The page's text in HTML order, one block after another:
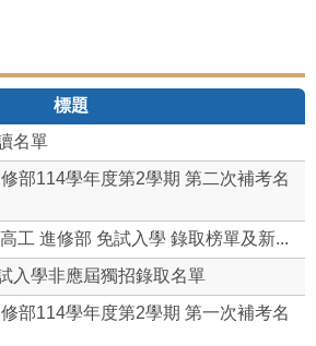
召學校 (114學年度非應屆獨招)
統(成績、獎懲、缺曠、學習歷程)
標題
名單
部114學年度第2學期 第二次補考名
工 進修部 免試入學 錄取榜單及新...
入學非應屆獨招錄取名單
部114學年度第2學期 第一次補考名